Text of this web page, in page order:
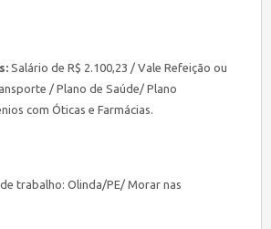
Salário de R$ 2.100,23 / Vale Refeição ou
/ Plano de Saúde/ Plano
com Óticas e Farmácias.
trabalho: Olinda/PE/ Morar nas